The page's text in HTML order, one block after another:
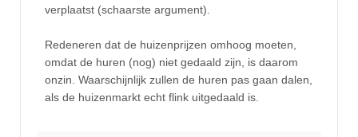
verplaatst (schaarste argument).
Redeneren dat de huizenprijzen omhoog moeten,
omdat de huren (nog) niet gedaald zijn, is daarom
onzin. Waarschijnlijk zullen de huren pas gaan dalen,
als de huizenmarkt echt flink uitgedaald is.